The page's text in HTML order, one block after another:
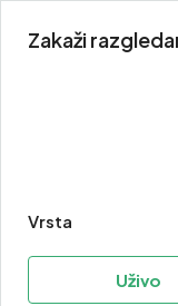
Zakaži
Vrsta
Uživo